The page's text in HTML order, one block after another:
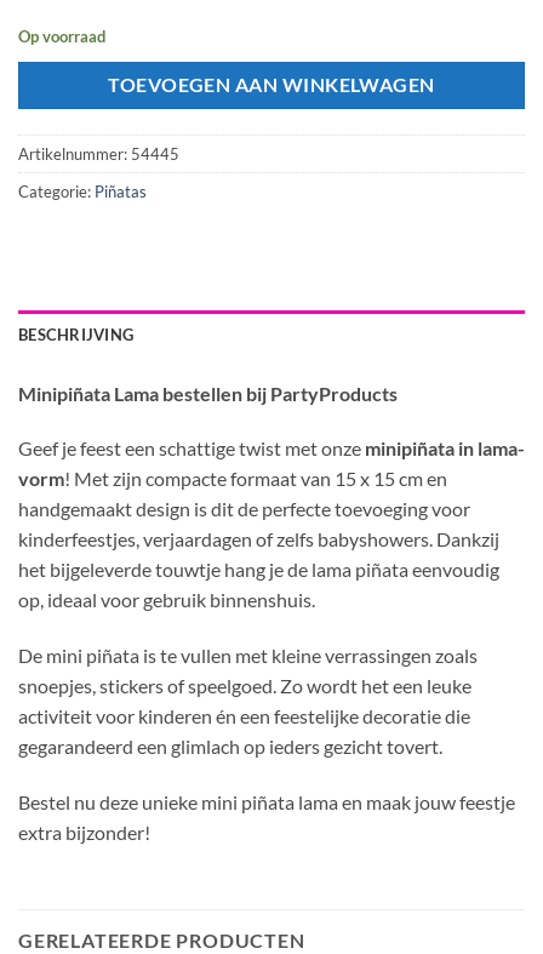
Op voorraad
TOEVOEGEN AAN WINKELWAGEN
Artikelnummer: 54445
Categorie: Piñatas
BESCHRIJVING
Minipiñata Lama bestellen bij PartyProducts
Geef je feest een schattige twist met onze minipiñata in lama-
vorm! Met zijn compacte formaat van 15 x 15 cm en
handgemaakt design is dit de perfecte toevoeging voor
kinderfeestjes, verjaardagen of zelfs babyshowers. Dankzij
het bijgeleverde touwtje hang je de lama piñata eenvoudig
op, ideaal voor gebruik binnenshuis.
De mini piñata is te vullen met kleine verrassingen zoals
snoepjes, stickers of speelgoed. Zo wordt het een leuke
activiteit voor kinderen én een feestelijke decoratie die
gegarandeerd een glimlach op ieders gezicht tovert.
Bestel nu deze unieke mini piñata lama en maak jouw feestje
extra bijzonder!
GERELATEERDE PRODUCTEN